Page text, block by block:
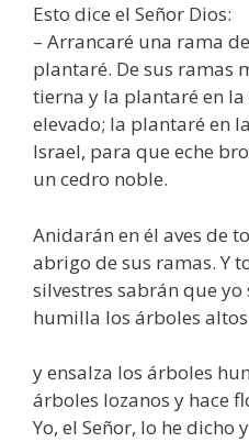
Esto dice el Señor Dios:
– Arrancaré una rama
plantaré. De sus ramas
tierna y la plantaré en
elevado; la plantaré en
Israel, para que eche
un cedro noble.
Anidarán en él aves de
abrigo de sus ramas. Y
silvestres sabrán que yo
humilla los árboles altos
y ensalza los árboles
árboles lozanos y hace
Yo, el Señor, lo he dicho